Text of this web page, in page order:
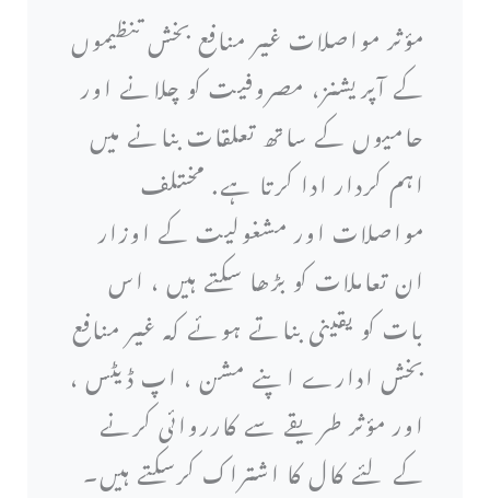
مؤثر مواصلات غیر منافع بخش تنظیموں
کے آپریشنز، مصروفیت کو چلانے اور
حامیوں کے ساتھ تعلقات بنانے میں
اہم کردار ادا کرتا ہے. مختلف
مواصلات اور مشغولیت کے اوزار
ان تعاملات کو بڑھا سکتے ہیں ، اس
بات کو یقینی بناتے ہوئے کہ غیر منافع
بخش ادارے اپنے مشن ، اپ ڈیٹس ،
اور مؤثر طریقے سے کارروائی کرنے
کے لئے کال کا اشتراک کرسکتے ہیں۔